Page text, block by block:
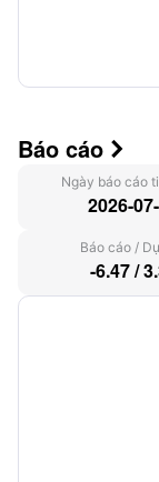
Báo cáo 
Ngày báo cáo
2026-
Báo cáo /
-6.47/